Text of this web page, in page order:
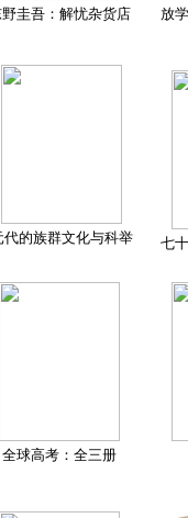
野圭吾：解忧杂货店 放
代的族群文化与科举 七
全球高考：全三册